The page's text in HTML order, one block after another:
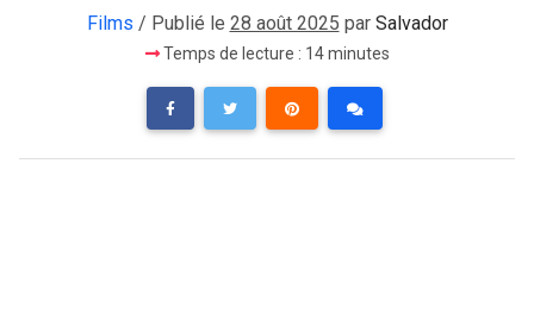
Films / Publié le 28 août 2025 par Salvador
Temps de lecture : 14 minutes